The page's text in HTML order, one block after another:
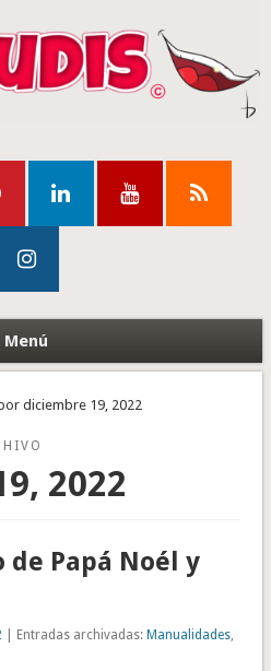
Menú
diciembre 19, 2022
2022
de Papá Noél y
| Entradas archivadas:Manualidades